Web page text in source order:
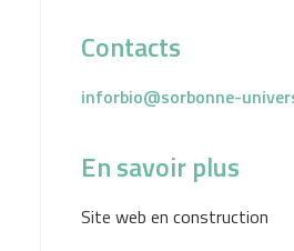
Contacts
inforbio@sorbonne-
En savoir plus
Site web en construction